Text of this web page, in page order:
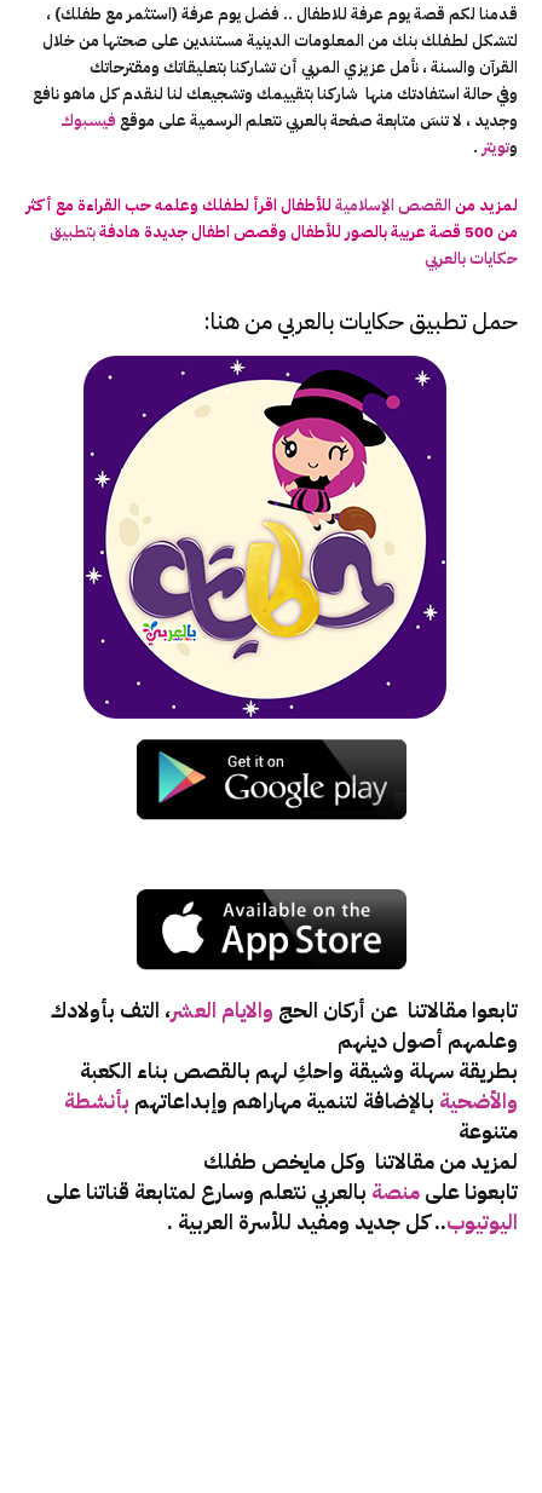
قدمنا لكم قصة يوم عرفة للاطفال .. فضل يوم عرفة (استثمر مع طفلك) ،
لتشكل لطفلك بنك من المعلومات الدينية مستندين على صحتها من خلال
القرآن والسنة ، نأمل عزيزي المربي أن تشاركنا بتعليقاتك ومقترحاتك
وفي حالة استفادتك منها شاركنا بتقييمك وتشجيعك لنا لنقدم كل ماهو نافع
وجديد ، لا تنسَ متابعة صفحة بالعربي نتعلم الرسمية على موقع فيسبوك
وتويتر .
لمزيد من القصص الإسلامية للأطفال اقرأ لطفلك وعلمه حب القراءة مع أكثر
من 500 قصة عربية بالصور للأطفال وقصص اطفال جديدة هادفة
بتطبيق
حكايات بالعربي
حمل تطبيقحكايات بالعربيمن هنا:
تابعوا مقالاتنا عن أركان الحج والايام العشر، التف بأولادك
وعلمهم أصول دينهم
بطريقة سهلة وشيقة واحكِ لهم بالقصص بناء الكعبة
والأضحية بالإضافة لتنمية مهاراهم وإبداعاتهم بأنشطة
متنوعة
لمزيد من مقالاتنا وكل مايخص طفلك
تابعونا على منصة بالعربي نتعلم وسارع لمتابعة قناتنا على
اليوتيوب.. كل جديد ومفيد للأسرة العربية .